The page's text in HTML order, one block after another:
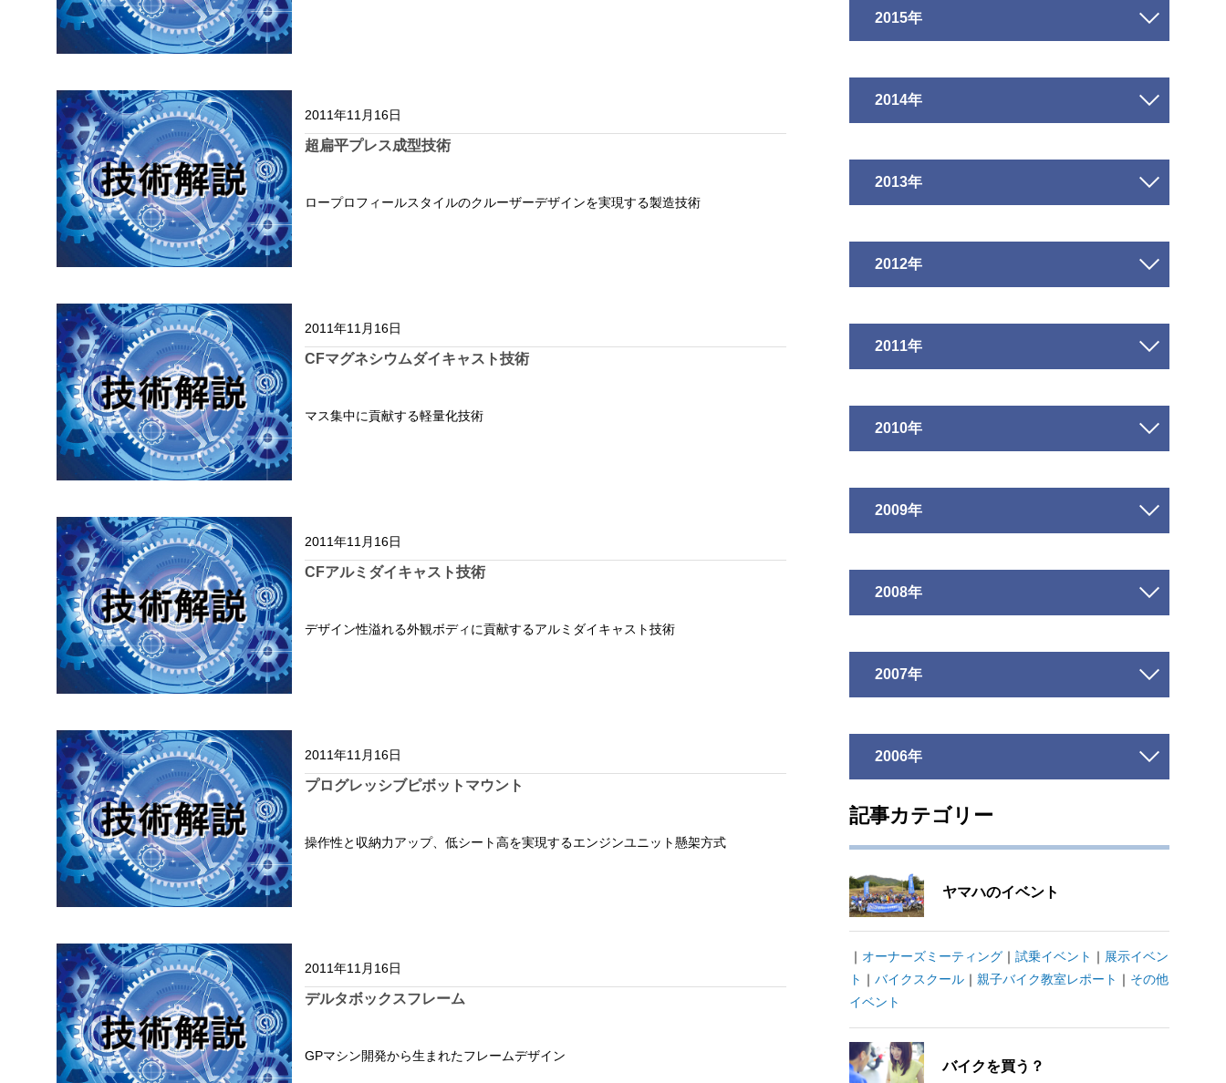
2011年11月16日
超扁平プレス成型技術
ロープロフィールスタイルのクルーザーデザインを実現する製造技術
2011年11月16日
CFマグネシウムダイキャスト技術
マス集中に貢献する軽量化技術
2011年11月16日
CFアルミダイキャスト技術
デザイン性溢れる外観ボディに貢献するアルミダイキャスト技術
2011年11月16日
プログレッシブピボットマウント
操作性と収納力アップ、低シート高を実現するエンジンユニット懸架方式
2011年11月16日
デルタボックスフレーム
GPマシン開発から生まれたフレームデザイン
2015年
2014年
2013年
2012年
2011年
2010年
2009年
2008年
2007年
2006年
記事カテゴリー
ヤマハのイベント
｜ オーナーズミーティング｜ 試乗イベント ｜ 展示イベン
ト ｜ バイクスクール｜ 親子バイク教室レポート ｜ その他
イベント
バイクを買う？